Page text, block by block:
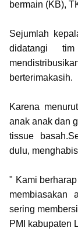
bermain (KB),
Sejumlah
didatangi
berterimakasih.
Karena
anak anak dan
tissue
dulu,
" Kami
membiasakan
sering
PMI kabupaten